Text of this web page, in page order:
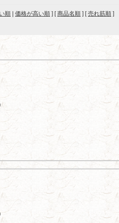
順 価格が高い順 ] [商品名順 ] [売れ筋順 ]